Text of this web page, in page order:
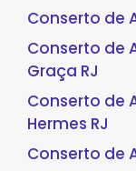
Conserto de
Conserto de
Graça RJ
Conserto de
Hermes RJ
Conserto de